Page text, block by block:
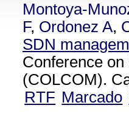
Montoya-
F, Ordonez A,
SDN
Conference
(COLCOM).
RTF Marcado